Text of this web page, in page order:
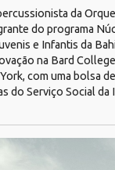
da
do programa
e Infantis da
na Bard
com uma bolsa
do Serviço Social da